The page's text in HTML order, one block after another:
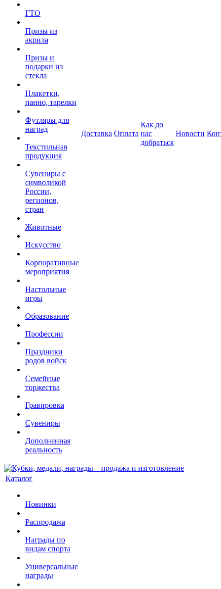
ГТО
Призы из
акрила
Призы и
подарки из
стекла
Плакетки,
панно, тарелки
Футляры для
наград
Текстильная
продукция
Сувениры с
символикой
России,
регионов,
стран
Животные
Искусство
Корпоративные
мероприятия
Настольные
игры
Образование
Профессии
Праздники
родов войск
Семейные
торжества
Гравировка
Сувениры
Дополненная
реальность
Доставка Оплата
Как до
нас
добраться
Новости
Каталог
Новинки
Распродажа
Награды по
видам спорта
Универсальные
награды